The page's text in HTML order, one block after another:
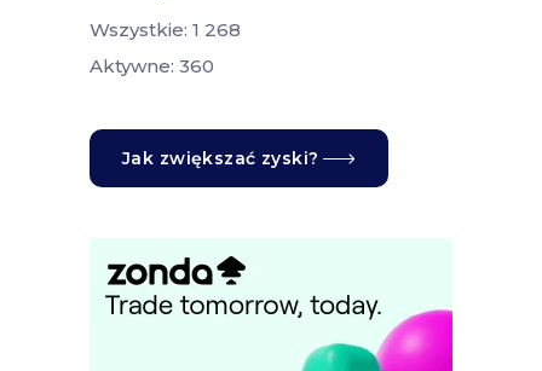
Wszystkie: 1 268
Aktywne: 360
Jak zwiększać zyski?